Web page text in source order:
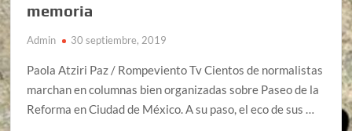
memoria
Admin 30 septiembre, 2019
Paola Atziri Paz / Rompeviento Tv Cientos de normalistas
marchan en columnas bien organizadas sobre Paseo de la
Reforma en Ciudad de México. A su paso, el eco de sus …